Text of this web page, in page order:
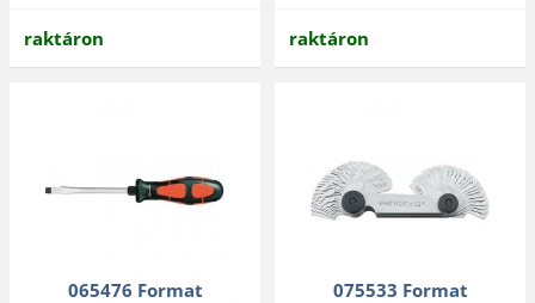
raktáron raktáron
065476 Format
075533 Format